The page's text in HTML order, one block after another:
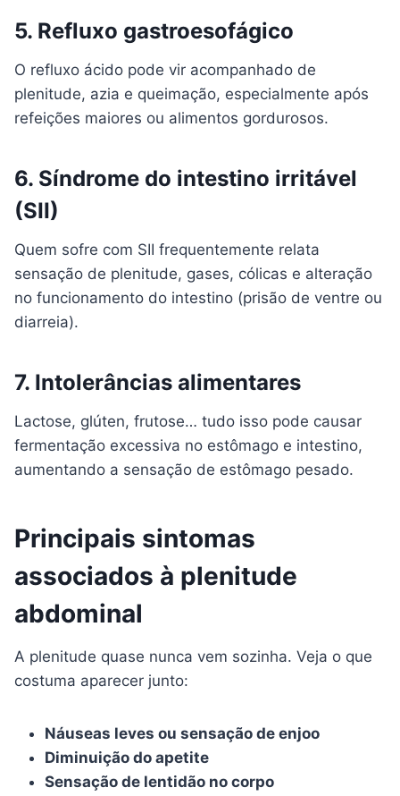
5. Refluxo gastroesofágico
O refluxo ácido pode vir acompanhado de
plenitude, azia e queimação, especialmente após
refeições maiores ou alimentos gordurosos.
6. Síndrome do intestino irritável
(SII)
Quem sofre com SII frequentemente relata
sensação de plenitude, gases, cólicas e alteração
no funcionamento do intestino (prisão de ventre ou
diarreia).
7. Intolerâncias alimentares
Lactose, glúten, frutose… tudo isso pode causar
fermentação excessiva no estômago e intestino,
aumentando a sensação de estômago pesado.
Principais sintomas
associados à plenitude
abdominal
A plenitude quase nunca vem sozinha. Veja o que
costuma aparecer junto:
Náuseas leves ou sensação de enjoo
Diminuição do apetite
Sensação de lentidão no corpo